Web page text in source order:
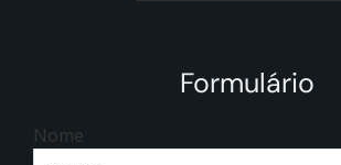
Formulário
Nome